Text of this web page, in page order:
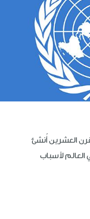
العشرين أُنشئ
العالم لأسباب